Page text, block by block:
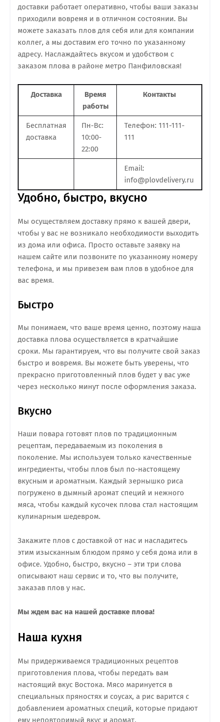
доставки работает оперативно, чтобы ваши заказы
приходили вовремя и в отличном состоянии. Вы
можете заказать плов для себя или для компании
коллег, а мы доставим его точно по указанному
адресу. Наслаждайтесь вкусом и удобством с
заказом плова в районе метро Панфиловская!
Доставка
Время
работы
Контакты
Бесплатная
доставка
Пн-Вс:
10:00-
22:00
Телефон: 111-111-
111
Email:
info@plovdelivery.ru
Удобно, быстро, вкусно
Мы осуществляем доставку прямо к вашей двери,
чтобы у вас не возникало необходимости выходить
из дома или офиса. Просто оставьте заявку на
нашем сайте или позвоните по указанному номеру
телефона, и мы привезем вам плов в удобное для
вас время.
Быстро
Мы понимаем, что ваше время ценно, поэтому наша
доставка плова осуществляется в кратчайшие
сроки. Мы гарантируем, что вы получите свой заказ
быстро и вовремя. Вы можете быть уверены, что
прекрасно приготовленный плов будет у вас уже
через несколько минут после оформления заказа.
Вкусно
Наши повара готовят плов по традиционным
рецептам, передаваемым из поколения в
поколение. Мы используем только качественные
ингредиенты, чтобы плов был по-настоящему
вкусным и ароматным. Каждый зернышко риса
погружено в дымный аромат специй и нежного
мяса, чтобы каждый кусочек плова стал настоящим
кулинарным шедевром.
Закажите плов с доставкой от нас и насладитесь
этим изысканным блюдом прямо у себя дома или в
офисе. Удобно, быстро, вкусно – эти три слова
описывают наш сервис и то, что вы получите,
заказав плов у нас.
Мы ждем вас на нашей доставке плова!
Наша кухня
Мы придерживаемся традиционных рецептов
приготовления плова, чтобы передать вам
настоящий вкус Востока. Мясо маринуется в
специальных пряностях и соусах, а рис варится с
добавлением ароматных специй, которые придают
ему неповторимый вкус и аромат.